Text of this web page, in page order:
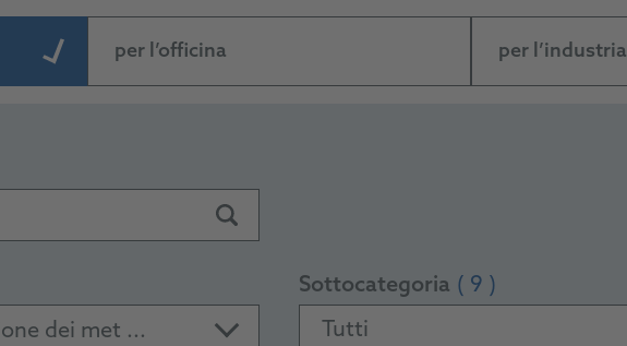
per l’officina per l’industria
dei met ...
Sottocategoria ( 9 )
Tutti